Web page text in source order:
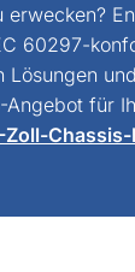
erwecken?
60297-
Lösungen
Angebot für
Zoll-